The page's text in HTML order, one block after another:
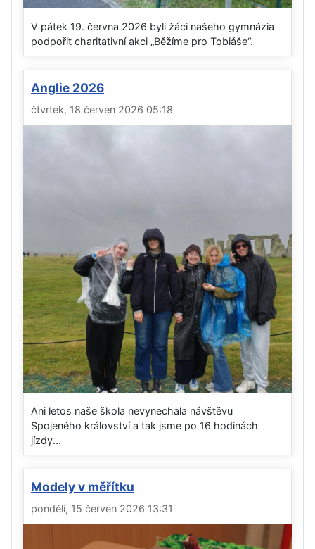
V pátek 19. června 2026 byli žáci našeho gymnázia
podpořit charitativní akci „Běžíme pro Tobiáše“.
Anglie 2026
čtvrtek, 18 červen 2026 05:18
Ani letos naše škola nevynechala návštěvu
Spojeného království a tak jsme po 16 hodinách
jízdy...
Modely v měřítku
pondělí, 15 červen 2026 13:31